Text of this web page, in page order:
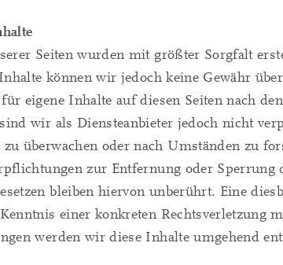
Seiten wurden mit größter Sorgfalt
können wir jedoch keine Gewähr
eigene Inhalte auf diesen Seiten nach
wir als Diensteanbieter jedoch nicht
überwachen oder nach Umständen zu
zur Entfernung oder
bleiben hiervon unberührt. Eine
einer konkreten Rechtsverletzung
werden wir diese Inhalte umgehend